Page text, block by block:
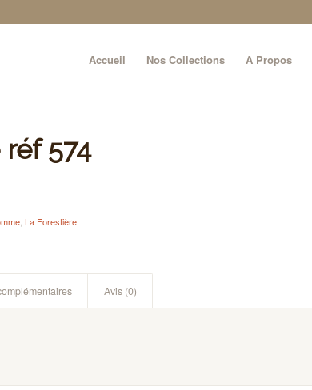
Accueil Nos Collections A Propos
574
,La Forestière
Avis (0)